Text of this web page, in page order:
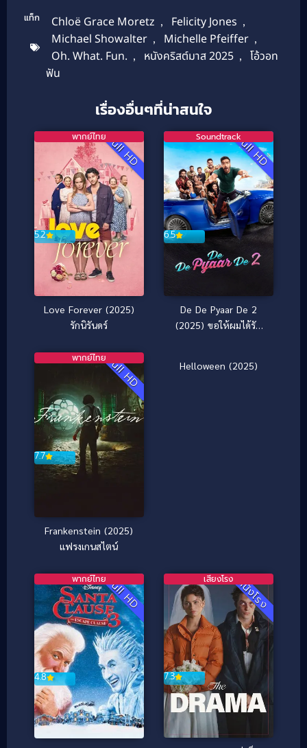
แท็ก Chloë Grace Moretz , Felicity Jones ,
Michael Showalter , Michelle Pfeiffer ,
Oh. What. Fun. , หนังคริสต์มาส 2025 ,
โอ้วอท
ฟัน
เรื่องอื่นๆที่น่าสนใจ
Full HD
5.2
พากย์ไทย
Love Forever (2025)
รักนิรันดร์
Full HD
6.5
Soundtrack
De De Pyaar De 2
(2025) ขอให้ผมได้รัก
Full HD
7.7
พากย์ไทย
Frankenstein (2025)
แฟรงเกนสไตน์
Full HD
Helloween (2025)
Full HD
4.8
พากย์ไทย หนังโรง
7.3
เสียงโรง